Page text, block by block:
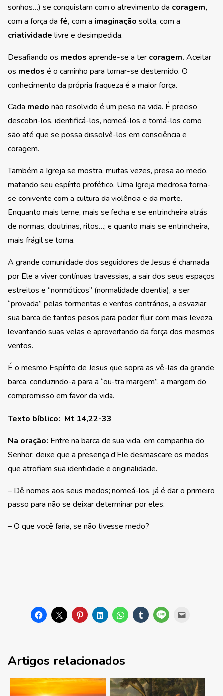
sonhos…) se conquistam com o atrevimento da coragem,
com a força da fé, com a imaginação solta, com a
criatividade livre e desimpedida.
Desafiando os medos aprende-se a ter coragem. Aceitar
os medos é o caminho para tornar-se destemido. O
conhecimento da própria fraqueza é a maior força.
Cada medo não resolvido é um peso na vida. É preciso
descobri-los, identificá-los, nomeá-los e tomá-los como
são até que se possa dissolvê-los em consciência e
coragem.
Também a Igreja se mostra, muitas vezes, presa ao medo,
matando seu espírito profético. Uma Igreja medrosa torna-
se conivente com a cultura da violência e da morte.
Enquanto mais teme, mais se fecha e se entrincheira atrás
de normas, doutrinas, ritos…; e quanto mais se entrincheira,
mais frágil se torna.
A grande comunidade dos seguidores de Jesus é chamada
por Ele a viver contínuas travessias, a sair dos seus espaços
estreitos e “normóticos” (normalidade doentia), a ser
“provada” pelas tormentas e ventos contrários, a esvaziar
sua barca de tantos pesos para poder fluir com mais leveza,
levantando suas velas e aproveitando da força dos mesmos
ventos.
É o mesmo Espírito de Jesus que sopra as vê-las da grande
barca, conduzindo-a para a “ou-tra margem”, a margem do
compromisso em favor da vida.
Texto bíblico: Mt 14,22-33
Na oração: Entre na barca de sua vida, em companhia do
Senhor; deixe que a presença d’Ele desmascare os medos
que atrofiam sua identidade e originalidade.
– Dê nomes aos seus medos; nomeá-los, já é dar o primeiro
passo para não se deixar determinar por eles.
– O que você faria, se não tivesse medo?
Artigos relacionados